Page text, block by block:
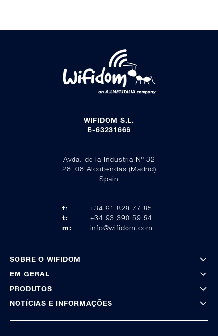
WIFIDOM S.L.
B-63231666
Avda. de la Industria Nº 32
28108 Alcobendas (Madrid)
Spain
t:
+34 91 829 77 85
t:
+34 93 390 59 54
m:
info@wifidom.com
SOBRE O WIFIDOM
EM GERAL
PRODUTOS
NOTÍCIAS E INFORMAÇÕES